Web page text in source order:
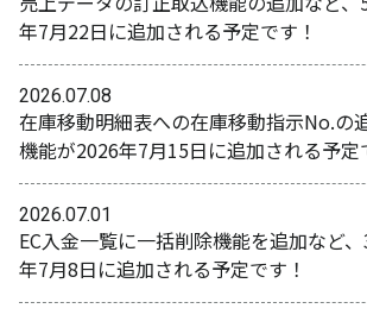
年7月22日に追加される予定です！
2026.07.08
在庫移動明細表への在庫移動指示No.の
機能が2026年7月15日に追加される予定
2026.07.01
EC入金一覧に一括削除機能を追加など
年7月8日に追加される予定です！